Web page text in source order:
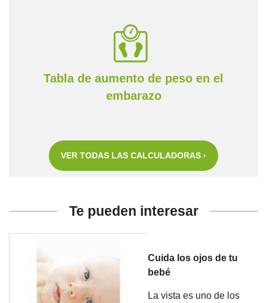
Tabla de aumento de peso en el
embarazo
VER TODAS LAS CALCULADORAS ›
Te pueden interesar
Cuida los ojos de tu
bebé
La vista es uno de los